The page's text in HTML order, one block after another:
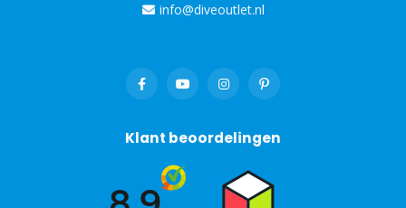
info@diveoutlet.nl
Klant beoordelingen